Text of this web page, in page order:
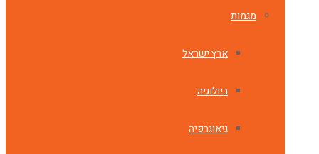
מגמות
ארץ ישראל
ביולוגיה
גיאוגרפיה